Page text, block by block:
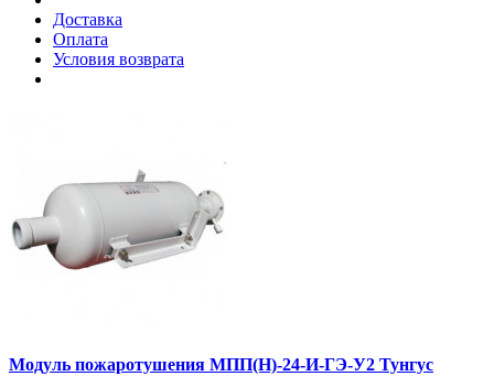
Доставка
Оплата
Условия возврата
Модуль пожаротушения МПП(Н)-24-И-ГЭ-У2 Тунгус